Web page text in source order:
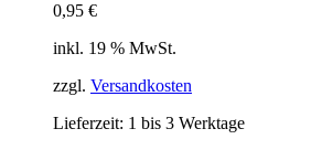
0,95 €
inkl. 19 % MwSt.
zzgl. Versandkosten
Lieferzeit: 1 bis 3 Werktage